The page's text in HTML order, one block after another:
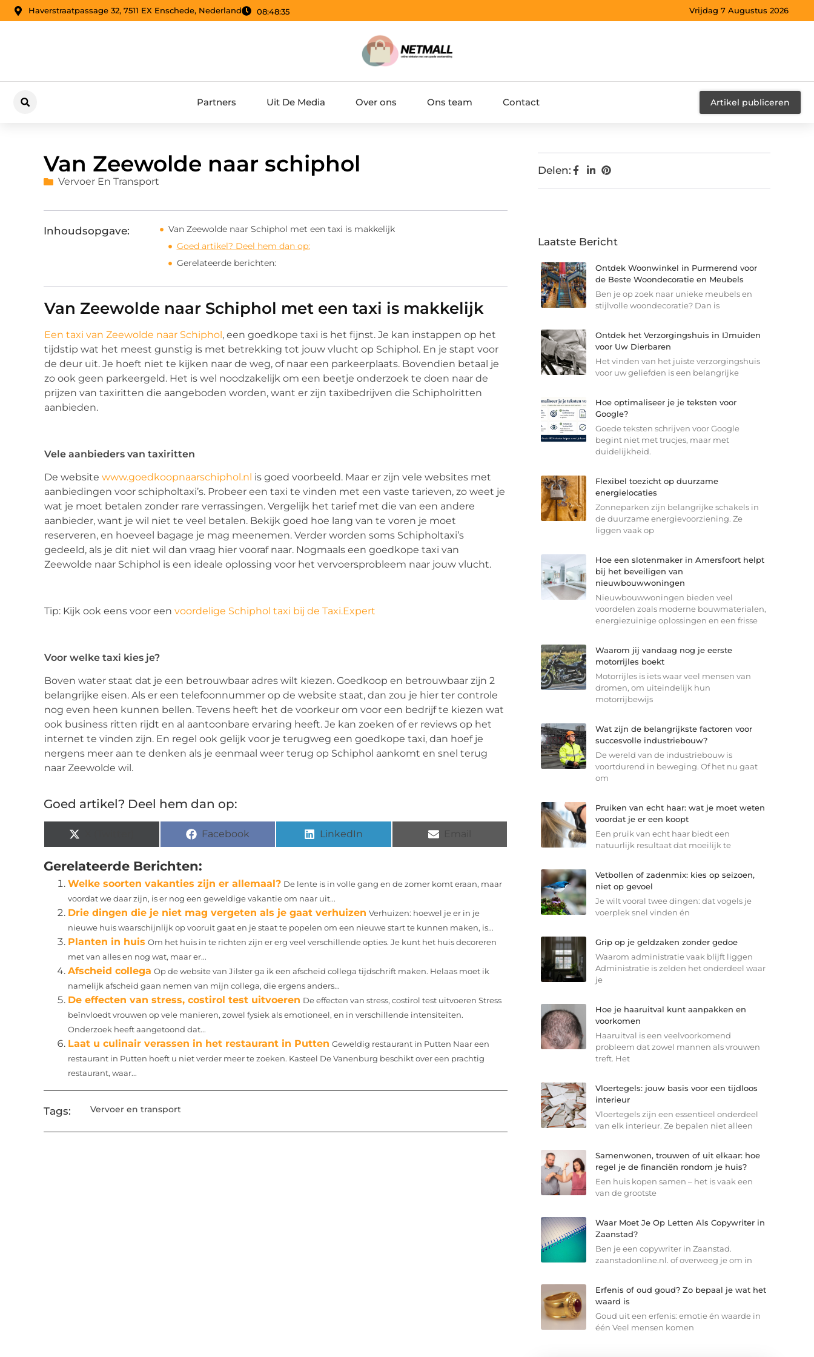
Haverstraatpassage 32, 7511 EX Enschede, Nederland 08:48:36 Vrijdag 7 Augustus 2026
Partners Uit De Media Over ons Ons team Contact Artikel publiceren
Van Zeewolde naar schiphol
Vervoer En Transport
Inhoudsopgave:
Van Zeewolde naar Schiphol met een taxi is makkelijk
Goed artikel? Deel hem dan op:
Gerelateerde berichten:
Van Zeewolde naar Schiphol met een taxi is makkelijk
Een taxi van Zeewolde naar Schiphol, een goedkope taxi is het fijnst. Je kan instappen op het
tijdstip wat het meest gunstig is met betrekking tot jouw vlucht op Schiphol. En je stapt voor
de deur uit. Je hoeft niet te kijken naar de weg, of naar een parkeerplaats. Bovendien betaal je
zo ook geen parkeergeld. Het is wel noodzakelijk om een beetje onderzoek te doen naar de
prijzen van taxiritten die aangeboden worden, want er zijn taxibedrijven die Schipholritten
aanbieden.
Vele aanbieders van taxiritten
De website www.goedkoopnaarschiphol.nl is goed voorbeeld. Maar er zijn vele websites met
aanbiedingen voor schipholtaxi’s. Probeer een taxi te vinden met een vaste tarieven, zo weet je
wat je moet betalen zonder rare verrassingen. Vergelijk het tarief met die van een andere
aanbieder, want je wil niet te veel betalen. Bekijk goed hoe lang van te voren je moet
reserveren, en hoeveel bagage je mag meenemen. Verder worden soms Schipholtaxi’s
gedeeld, als je dit niet wil dan vraag hier vooraf naar. Nogmaals een goedkope taxi van
Zeewolde naar Schiphol is een ideale oplossing voor het vervoersprobleem naar jouw vlucht.
Tip: Kijk ook eens voor een voordelige Schiphol taxi bij de Taxi.Expert
Voor welke taxi kies je?
Boven water staat dat je een betrouwbaar adres wilt kiezen. Goedkoop en betrouwbaar zijn 2
belangrijke eisen. Als er een telefoonnummer op de website staat, dan zou je hier ter controle
nog even heen kunnen bellen. Tevens heeft het de voorkeur om voor een bedrijf te kiezen wat
ook business ritten rijdt en al aantoonbare ervaring heeft. Je kan zoeken of er reviews op het
internet te vinden zijn. En regel ook gelijk voor je terugweg een goedkope taxi, dan hoef je
nergens meer aan te denken als je eenmaal weer terug op Schiphol aankomt en snel terug
naar Zeewolde wil.
Goed artikel? Deel hem dan op:
Facebook LinkedIn
Gerelateerde Berichten:
Welke soorten vakanties zijn er allemaal? De lente is in volle gang en de zomer komt eraan, maar
voordat we daar zijn, is er nog een geweldige vakantie om naar uit...
Drie dingen die je niet mag vergeten als je gaat verhuizen Verhuizen: hoewel je er in je
nieuwe huis waarschijnlijk op vooruit gaat en je staat te popelen om een nieuwe start te kunnen maken, is...
Planten in huis Om het huis in te richten zijn er erg veel verschillende opties. Je kunt het huis decoreren
met van alles en nog wat, maar er...
Afscheid collega Op de website van Jilster ga ik een afscheid collega tijdschrift maken. Helaas moet ik
namelijk afscheid gaan nemen van mijn collega, die ergens anders...
De effecten van stress, costirol test uitvoeren De effecten van stress, costirol test uitvoeren Stress
beïnvloedt vrouwen op vele manieren, zowel fysiek als emotioneel, en in verschillende intensiteiten.
Onderzoek heeft aangetoond dat...
Laat u culinair verassen in het restaurant in Putten Geweldig restaurant in Putten Naar een
restaurant in Putten hoeft u niet verder meer te zoeken. Kasteel De Vanenburg beschikt over een prachtig
restaurant, waar...
Tags: Vervoer en transport
Delen:
Laatste Bericht
Ontdek Woonwinkel in Purmerend voor
de Beste Woondecoratie en Meubels
Ben je op zoek naar unieke meubels en
stijlvolle woondecoratie? Dan is
Ontdek het Verzorgingshuis in IJmuiden
voor Uw Dierbaren
Het vinden van het juiste verzorgingshuis
voor uw geliefden is een belangrijke
Hoe optimaliseer je je teksten voor
Google?
Goede teksten schrijven voor Google
begint niet met trucjes, maar met
duidelijkheid.
Flexibel toezicht op duurzame
energielocaties
Zonneparken zijn belangrijke schakels in
de duurzame energievoorziening. Ze
liggen vaak op
Hoe een slotenmaker in Amersfoort helpt
bij het beveiligen van
nieuwbouwwoningen
Nieuwbouwwoningen bieden veel
voordelen zoals moderne bouwmaterialen,
energiezuinige oplossingen en een frisse
Waarom jij vandaag nog je eerste
motorrijles boekt
Motorrijles is iets waar veel mensen van
dromen, om uiteindelijk hun
motorrijbewijs
Wat zijn de belangrijkste factoren voor
succesvolle industriebouw?
De wereld van de industriebouw is
voortdurend in beweging. Of het nu gaat
om
Pruiken van echt haar: wat je moet weten
voordat je er een koopt
Een pruik van echt haar biedt een
natuurlijk resultaat dat moeilijk te
Vetbollen of zadenmix: kies op seizoen,
niet op gevoel
Je wilt vooral twee dingen: dat vogels je
voerplek snel vinden én
Grip op je geldzaken zonder gedoe
Waarom administratie vaak blijft liggen
Administratie is zelden het onderdeel waar
je
Hoe je haaruitval kunt aanpakken en
voorkomen
Haaruitval is een veelvoorkomend
probleem dat zowel mannen als vrouwen
treft. Het
Vloertegels: jouw basis voor een tijdloos
interieur
Vloertegels zijn een essentieel onderdeel
van elk interieur. Ze bepalen niet alleen
Samenwonen, trouwen of uit elkaar: hoe
regel je de financiën rondom je huis?
Een huis kopen samen – het is vaak een
van de grootste
Waar Moet Je Op Letten Als Copywriter in
Zaanstad?
Ben je een copywriter in Zaanstad.
zaanstadonline.nl. of overweeg je om in
Erfenis of oud goud? Zo bepaal je wat het
waard is
Goud uit een erfenis: emotie én waarde in
één Veel mensen komen